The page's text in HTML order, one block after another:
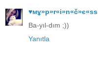
♥мұ»p»r«i»n«č»є«ss
Ba-yıl-dım ;))
Yanıtla